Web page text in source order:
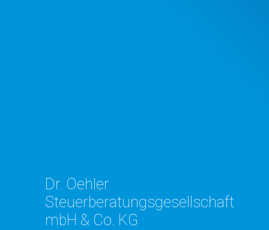
Dr. Oehler
Steuerberatungsgesellschaft
mbH & Co. KG